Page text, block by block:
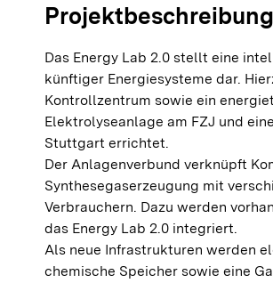
Projektbeschreibung
Das Energy Lab 2.0 stellt eine
künftiger Energiesysteme dar.
Kontrollzentrum sowie ein
Elektrolyseanlage am FZJ und
Stuttgart errichtet.
Der Anlagenverbund verknüpft
Synthesegaserzeugung mit
Verbrauchern. Dazu werden
das Energy Lab 2.0 integriert.
Als neue Infrastrukturen werden
chemische Speicher sowie eine